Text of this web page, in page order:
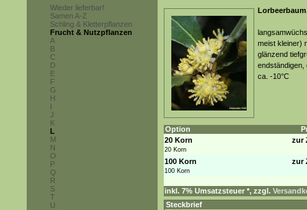
Wieder lieferbar!
Samen A-Z
Schling & Kletterpflanzen
Frucht & Nutzpflanzen
A
B
C
D
E
F
G
H
I
J
K
L
M
N
O
P
Q
R
S
T
U
meist kleiner)
glänzend
endständigen,
ca. -10°C
Option
20 Korn
20 Korn
zur
100 Korn
100 Korn
zur
inkl. 7% Umsatzsteuer *, zzgl.
Steckbrief